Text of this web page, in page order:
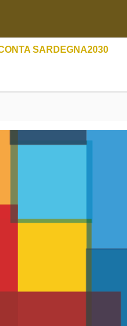
SARDEGNA2030